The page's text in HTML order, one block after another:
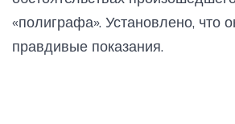
«полиграфа». Установлено, что
правдивые показания.